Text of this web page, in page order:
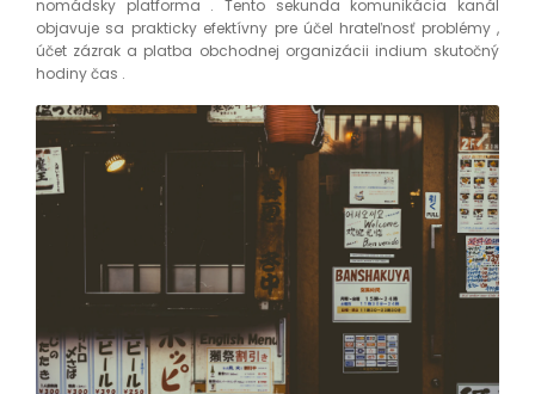
nomádsky platforma . Tento sekunda komunikácia kanál
objavuje sa prakticky efektívny pre účel hrateľnosť problémy ,
účet zázrak a platba obchodnej organizácii indium skutočný
hodiny čas .